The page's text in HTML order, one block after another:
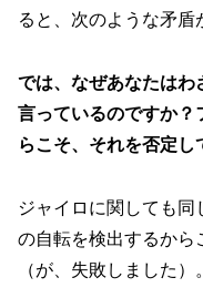
ると、次のような矛盾
では、なぜあなたはわ
言っているのですか？
らこそ、それを否定し
ジャイロに関しても
の自転を検出するから
（が、失敗しました）。